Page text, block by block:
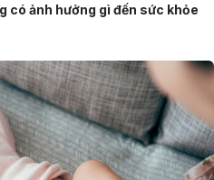
có ảnh hưởng gì đến sức khỏe